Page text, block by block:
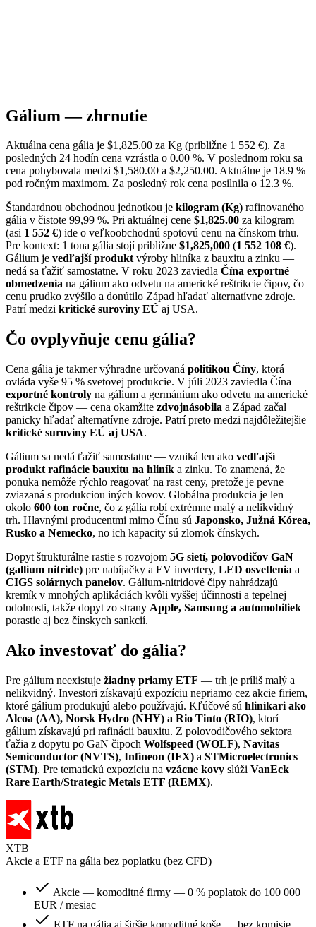
Gálium — zhrnutie
Aktuálna cena gália je $1,825.00 za Kg (približne 1 552 €). Za
posledných 24 hodín cena vzrástla o 0.00 %. V poslednom roku sa
cena pohybovala medzi $1,580.00 a $2,250.00. Aktuálne je 18.9 %
pod ročným maximom. Za posledný rok cena posilnila o 12.3 %.
Štandardnou obchodnou jednotkou je kilogram (Kg) rafinovaného
gália v čistote 99,99 %. Pri aktuálnej cene $1,825.00 za kilogram
(asi 1 552 €) ide o veľkoobchodnú spotovú cenu na čínskom trhu.
Pre kontext: 1 tona gália stojí približne $1,825,000 (1 552 108 €).
Gálium je vedľajší produktvýroby hliníka z bauxitu a zinku —
nedá sa ťažiť samostatne. V roku 2023 zaviedla Čína exportné
obmedzenia na gálium ako odvetu na americké reštrikcie čipov, čo
cenu prudko zvýšilo a donútilo Západ hľadať alternatívne zdroje.
Patrí medzi kritické suroviny EÚ aj USA.
Čo ovplyvňuje cenu gália?
Cena gália je takmer výhradne určovaná politikou Číny, ktorá
ovláda vyše 95 % svetovej produkcie. V júli 2023 zaviedla Čína
exportné kontroly na gálium a germánium ako odvetu na americké
reštrikcie čipov — cena okamžite zdvojnásobila a Západ začal
panicky hľadať alternatívne zdroje. Patrí preto medzi najdôležitejšie
kritické suroviny EÚ aj USA.
Gálium sa nedá ťažiť samostatne — vzniká len ako vedľajší
produkt rafinácie bauxitu na hliník a zinku. To znamená, že
ponuka nemôže rýchlo reagovať na rast ceny, pretože je pevne
zviazaná s produkciou iných kovov. Globálna produkcia je len
okolo 600 ton ročne, čo z gália robí extrémne malý a nelikvidný
trh. Hlavnými producentmi mimo Čínu sú Japonsko, Južná Kórea,
Rusko a Nemecko, no ich kapacity sú zlomok čínskych.
Dopyt štrukturálne rastie s rozvojom 5G sietí, polovodičov GaN
(gallium nitride) pre nabíjačky a EV invertery, LED osvetlenia a
CIGS solárnych panelov. Gálium-nitridové čipy nahrádzajú
kremík v mnohých aplikáciách kvôli vyššej účinnosti a tepelnej
odolnosti, takže dopyt zo strany Apple, Samsung a automobiliek
porastie aj bez čínskych sankcií.
Ako investovať do gália?
Pre gálium neexistuje žiadny priamy ETF — trh je príliš malý a
nelikvidný. Investori získavajú expozíciu nepriamo cez akcie firiem,
ktoré gálium produkujú alebo používajú. Kľúčové sú hliníkari ako
Alcoa (AA), Norsk Hydro (NHY) a Rio Tinto (RIO), ktorí
gálium získavajú pri rafinácii bauxitu. Z polovodičového sektora
ťažia z dopytu po GaN čipoch Wolfspeed (WOLF), Navitas
Semiconductor (NVTS), Infineon (IFX) a STMicroelectronics
(STM). Pre tematickú expozíciu na vzácne kovy slúži VanEck
Rare Earth/Strategic Metals ETF (REMX).
XTB
Akcie a ETF na gália bez poplatku (bez CFD)
Akcie — komoditné firmy — 0 % poplatok do 100 000
EUR / mesiac
ETF na gália aj širšie komoditné koše — bez komisie